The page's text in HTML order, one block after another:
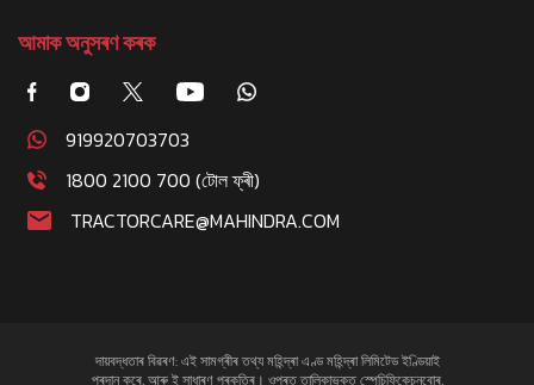
আমাক অনুসৰণ কৰক
919920703703
1800 2100 700 (টোল ফ্ৰী)
TRACTORCARE@MAHINDRA.COM
দায়বদ্ধতাৰ বিৱৰণ: এই সামগ্ৰীৰ তথ্য মহিন্দ্ৰা এণ্ড মহিন্দ্ৰা লিমিটেড ইণ্ডিয়াই
প্ৰদান কৰে, আৰু ই সাধাৰণ প্ৰকৃতিৰ। ওপৰত তালিকাভুক্ত স্পেচিফিকেচনবোৰ,